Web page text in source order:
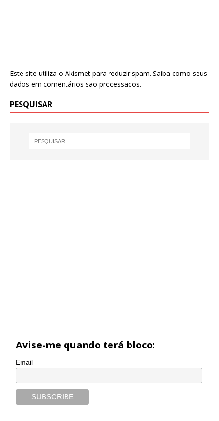
Este site utiliza o Akismet para reduzir spam. Saiba como seus
dados em comentários são processados.
PESQUISAR
Avise-me quando terá bloco:
Email